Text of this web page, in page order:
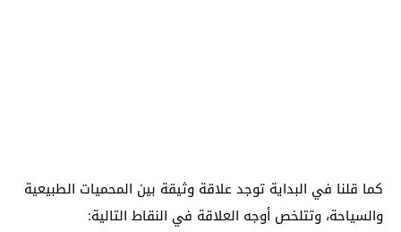
كما قلنا في البداية توجد علاقة وثيقة بين المحميات الطبيعية
والسياحة، وتتلخص أوجه العلاقة في النقاط التالية: